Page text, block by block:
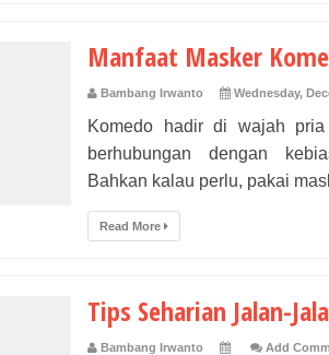
Manfaat Masker
Bambang Irwanto Wednesday,
Komedo hadir di wajah
berhubungan dengan
Bahkan kalau perlu, pakai
Read More
Tips Seharian Jalan-
Bambang Irwanto Add